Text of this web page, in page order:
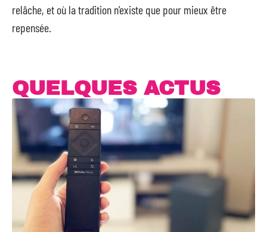
relâche, et où la tradition n’existe que pour mieux être
repensée.
QUELQUES ACTUS